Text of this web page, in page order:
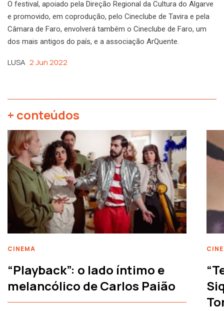
O festival, apoiado pela Direção Regional da Cultura do Algarve
e promovido, em coprodução, pelo Cineclube de Tavira e pela
Câmara de Faro, envolverá também o Cineclube de Faro, um
dos mais antigos do país, e a associação ArQuente.
LUSA 2 Jun 2022
+ conteúdos
CINEMA
“Playback”: o lado íntimo e
melancólico de Carlos Paião